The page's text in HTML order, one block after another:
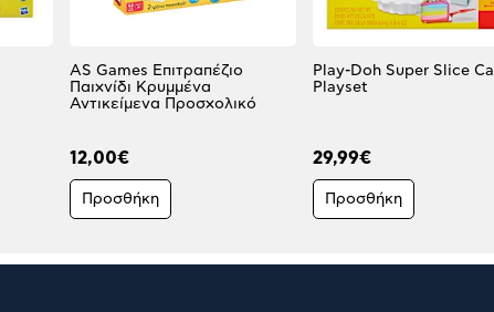
AS Games Επιτραπέζιο
Παιχνίδι Κρυμμένα
Αντικείμενα Προσχολικό
12,00€
Προσθήκη
Play-Doh Super Slice
Playset
29,99€
Προσθήκη